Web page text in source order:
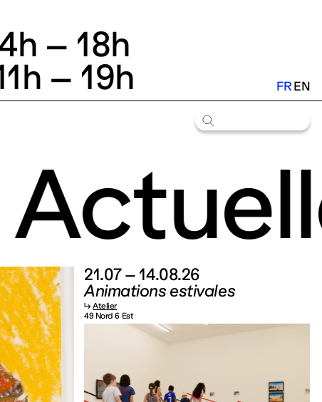
– 18h
– 19h FREN
21.07 – 14.08.26
Animations estivales
↳Atelier
49 Nord 6 Est